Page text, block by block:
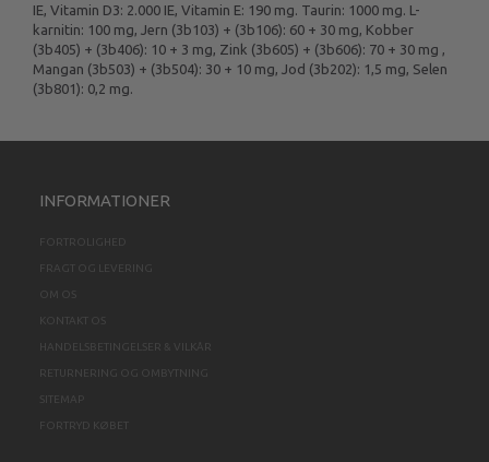
IE, Vitamin D3: 2.000 IE, Vitamin E: 190 mg. Taurin: 1000 mg. L-
karnitin: 100 mg, Jern (3b103) + (3b106): 60 + 30 mg, Kobber
(3b405) + (3b406): 10 + 3 mg, Zink (3b605) + (3b606): 70 + 30 mg ,
Mangan (3b503) + (3b504): 30 + 10 mg, Jod (3b202): 1,5 mg, Selen
(3b801): 0,2 mg.
INFORMATIONER
FORTROLIGHED
FRAGT OG LEVERING
OM OS
KONTAKT OS
HANDELSBETINGELSER & VILKÅR
RETURNERING OG OMBYTNING
SITEMAP
FORTRYD KØBET